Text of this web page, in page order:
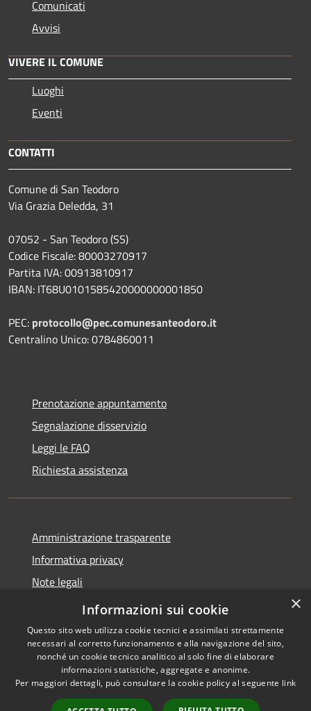
Comunicati
Avvisi
VIVERE IL COMUNE
Luoghi
Eventi
CONTATTI
Comune di San Teodoro
Via Grazia Deledda, 31
07052 - San Teodoro (SS)
Codice Fiscale: 80003270917
Partita IVA: 00913810917
IBAN: IT68U0101585420000000001850
PEC: protocollo@pec.comunesanteodoro.it
Centralino Unico: 0784860011
Prenotazione appuntamento
Segnalazione disservizio
Leggi le FAQ
Richiesta assistenza
Amministrazione trasparente
Informativa privacy
Note legali
Dichiarazione di accessibilità
Accessibilità
Copyright © 2026 • Comune di
San Teodoro • Powered by
Municipium• Accesso
×
Informazioni sui cookie
Questo sito web utilizza cookie tecnici e assimilati strettamente
necessari al corretto funzionamento e alla navigazione del sito,
nonché un cookie tecnico analitico al solo fine di elaborare
informazioni statistiche, aggregate e anonime.
Per maggiori dettagli, può consultare la cookie policy al seguente link